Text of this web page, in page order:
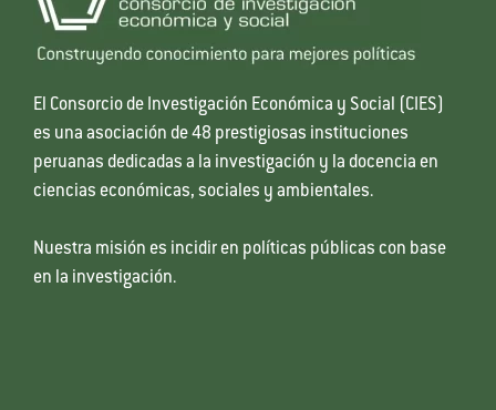
El Consorcio de Investigación Económica y Social (CIES)
es una asociación de 48 prestigiosas instituciones
peruanas dedicadas a la investigación y la docencia en
ciencias económicas, sociales y ambientales.
Nuestra misión es incidir en políticas públicas con base
en la investigación.